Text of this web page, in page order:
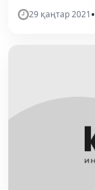
29 қаңтар 2021•